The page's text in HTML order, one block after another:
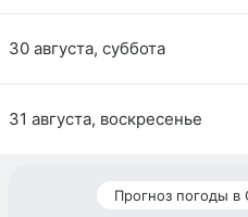
30 августа, суббота
31 августа, воскресенье
Прогноз погоды